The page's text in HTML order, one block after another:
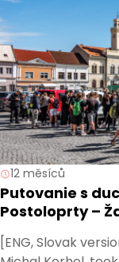
12 měsíců
Putovanie s
Postoloprty –
[ENG, Slovak